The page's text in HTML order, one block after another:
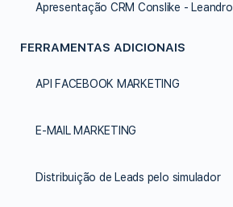
Apresentação CRM Conslike - Leandro
FERRAMENTAS ADICIONAIS
API FACEBOOK MARKETING
E-MAIL MARKETING
Distribuição de Leads pelo simulador